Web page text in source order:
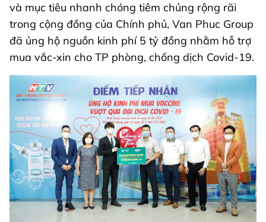
và mục tiêu nhanh chóng tiêm chủng rộng rãi
trong cộng đồng của Chính phủ, Van Phuc Group
đã ủng hộ nguồn kinh phí 5 tỷ đồng nhằm hỗ trợ
mua vắc-xin cho TP phòng, chống dịch Covid-19.